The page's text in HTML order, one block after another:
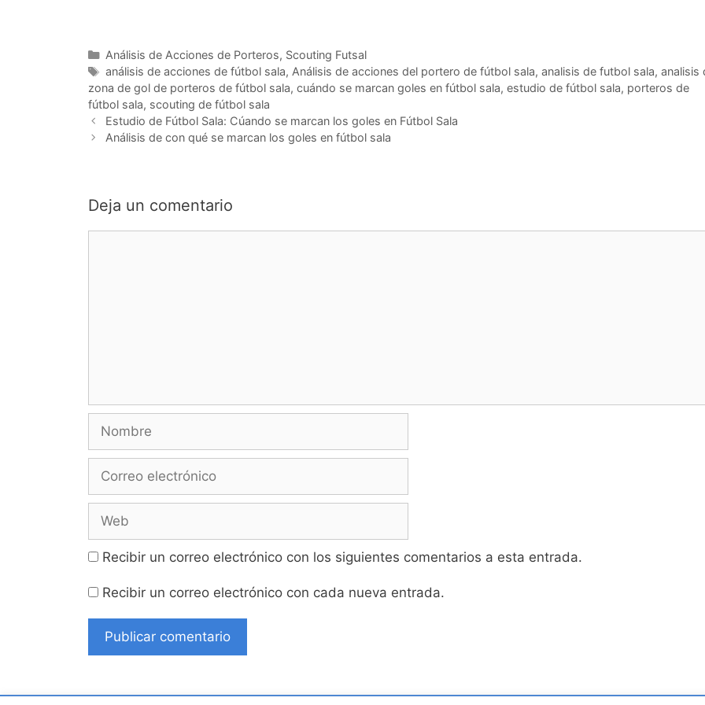
Categorías
Análisis de Acciones de Porteros, Scouting Futsal
Etiquetas
análisis de acciones de fútbol sala, Análisis de acciones del portero de fútbol sala, analisis de futbol sala, analisis
zona de gol de porteros de fútbol sala, cuándo se marcan goles en fútbol sala, estudio de fútbol sala, porteros de
fútbol sala, scouting de fútbol sala
Navegación
de
Estudio de Fútbol Sala: Cúando se marcan los goles en Fútbol Sala
Análisis de con qué se marcan los goles en fútbol sala
Deja un comentario
Nombre
Correo
Web
Recibir un correo electrónico con los siguientes comentarios a esta entrada.
Recibir un correo electrónico con cada nueva entrada.